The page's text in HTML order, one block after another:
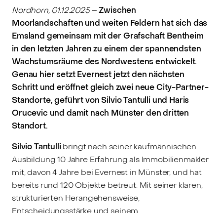
Nordhorn, 01.12.2025–Zwischen
Moorlandschaften und weiten Feldern hat sich das
Emsland gemeinsam mit der Grafschaft Bentheim
in den letzten Jahren zu einem der spannendsten
Wachstumsräume des Nordwestens entwickelt.
Genau hier setzt Evernest jetzt den nächsten
Schritt und eröffnet gleich zwei neue City-Partner-
Standorte, geführt von Silvio Tantulli und Haris
Orucevic und damit nach Münster den dritten
Standort.
Silvio Tantullibringt nach seiner kaufmännischen
Ausbildung 10 Jahre Erfahrung als Immobilienmakler
mit, davon 4 Jahre bei Evernest in Münster, und hat
bereits rund 120 Objekte betreut. Mit seiner klaren,
strukturierten Herangehensweise,
Entscheidungsstärke und seinem